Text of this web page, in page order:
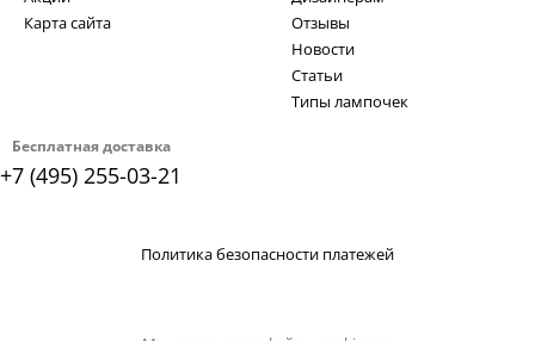
Бесплатная доставка
+7 (495) 255-03-21
Карта сайта
Отзывы
Новости
Статьи
Типы лампочек
Политика безопасности платежей